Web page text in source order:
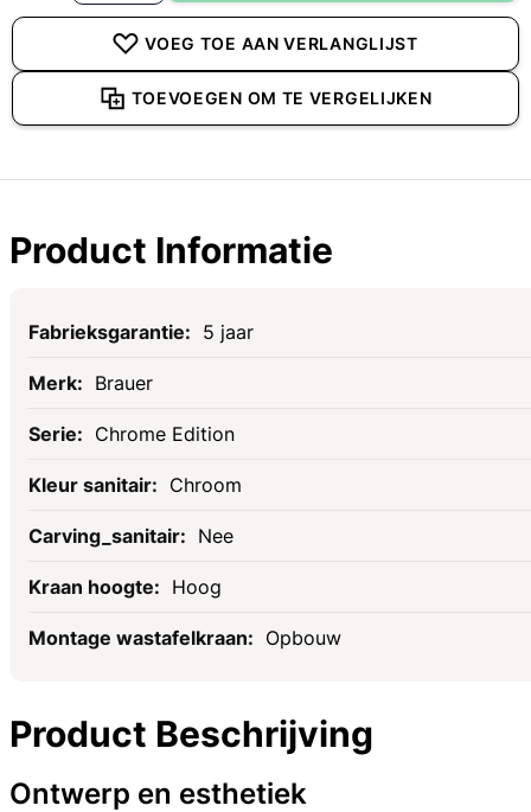
VOEG TOE AAN VERLANGLIJST
TOEVOEGEN OM TE VERGELIJKEN
Product Informatie
Specificaties
5 jaar
Brauer
Chrome Edition
Chroom
Nee
Hoog
Opbouw
Product Beschrijving
Ontwerp en esthetiek